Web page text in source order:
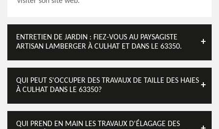
ENTRETIEN DE JARDIN : FIEZ-VOUS AU PAYSAGISTE
ARTISAN LAMBERGER À CULHAT ET DANS LE 63350.
QUI PEUT S'OCCUPER DES TRAVAUX DE TAILLE DES HAIES
À CULHAT DANS LE 63350?
QUI PREND EN MAIN LES TRAVAUX D'ÉLAGAGE DES